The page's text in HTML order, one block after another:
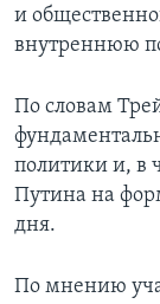
и
внутреннюю
По словам
политики и, в
Путина на
дня.
По мнению